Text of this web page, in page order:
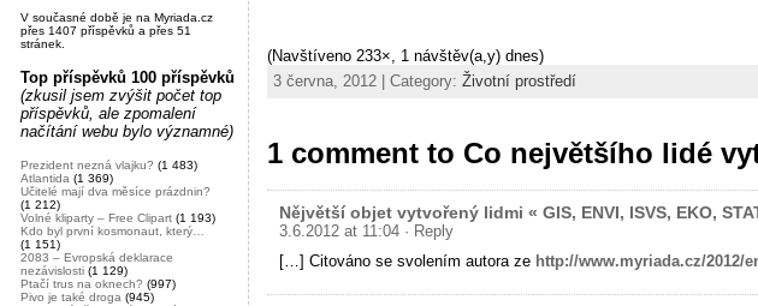
V současné době je na Myriada.cz
přes 1407 příspěvků a přes 51
stránek.
Top příspěvků 100 příspěvků
(zkusil jsem zvýšit počet top
příspěvků, ale zpomalení
načítání webu bylo významné)
Prezident nezná vlajku? (1 483)
Atlantida (1 369)
Učitelé mají dva měsíce prázdnin?
(1 212)
Volné kliparty – Free Clipart (1 193)
Kdo byl první kosmonaut, který…
(1 151)
2083 – Evropská deklarace
nezávislosti (1 129)
Ptačí trus na oknech? (997)
Pivo je také droga (945)
(Navštíveno 233×, 1 návštěv(a,y) dnes)
3 června, 2012 | Category: Životní prostředí
1 comment to Co největšího lidé
Nějvětší objet vytvořený lidmi « GIS, ENVI, ISVS, EKO,
3.6.2012 at 11:04 · Reply
[…] Citováno se svolením autora ze http://www.myriada.cz/2012/